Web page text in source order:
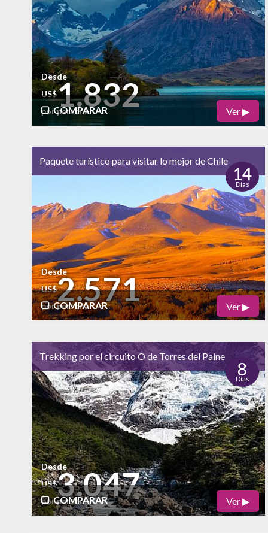
Vida Nocturna
Desde
US$1.832
por persona
COMPARAR
alto
Naturaleza
Vida Nocturna
bajo
Ver ▶
Paquete turístico para visitar lo mejor de Chile
14
Días
Desde
US$2.571
por persona
COMPARAR
alto
Naturaleza
alto
Vida Nocturna
Ver ▶
Trekking por el circuito O de Torres del Paine
8
Días
Desde
US$3.047
por persona
COMPARAR Ver ▶